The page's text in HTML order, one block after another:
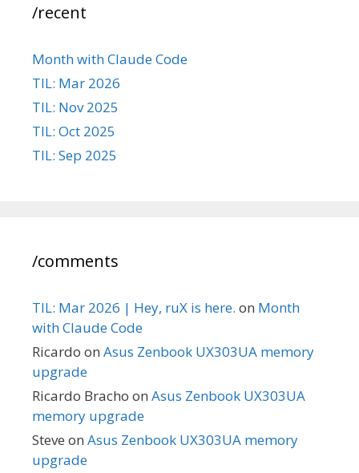
/recent
Month with Claude Code
TIL: Mar 2026
TIL: Nov 2025
TIL: Oct 2025
TIL: Sep 2025
/comments
TIL: Mar 2026 | Hey, ruX is here. on Month
with Claude Code
Ricardo on Asus Zenbook UX303UA memory
upgrade
Ricardo Bracho on Asus Zenbook UX303UA
memory upgrade
Steve on Asus Zenbook UX303UA memory
upgrade